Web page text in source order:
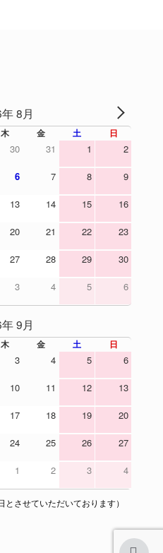
8月 NEXT
木 金 土 日
30 31 1 2
6 7 8 9
13 14 15 16
20 21 22 23
27 28 29 30
3 4 5 6
9月
木 金 土 日
3 4 5 6
10 11 12 13
17 18 19 20
24 25 26 27
1 2 3 4
とさせていただいております）